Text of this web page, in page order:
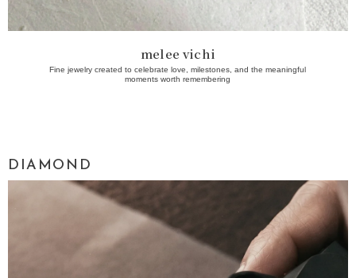
melee vichi
Fine jewelry created to celebrate love, milestones, and the meaningful
moments worth remembering
DIAMOND